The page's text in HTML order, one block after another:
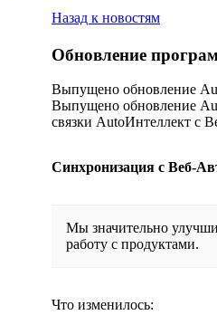
Назад к новостям
Обновление
Выпущено обновление
Выпущено обновление
связки AutoИнтеллект с
Синхронизация с Веб-
Мы значительно
работу с продуктами.
Что изменилось: